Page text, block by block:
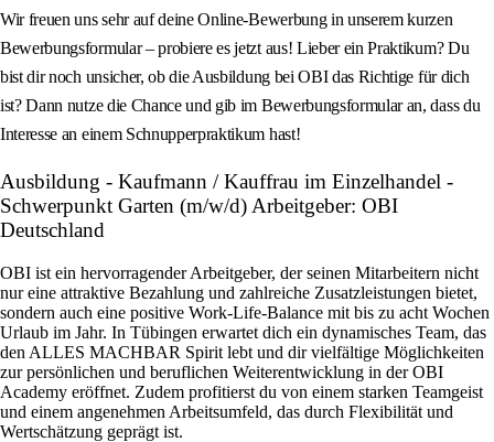
Wir freuen uns sehr auf deine Online-Bewerbung in unserem kurzen
Bewerbungsformular – probiere es jetzt aus! Lieber ein Praktikum? Du
bist dir noch unsicher, ob die Ausbildung bei OBI das Richtige für dich
ist? Dann nutze die Chance und gib im Bewerbungsformular an, dass du
Interesse an einem Schnupperpraktikum hast!
Ausbildung - Kaufmann / Kauffrau im Einzelhandel -
Schwerpunkt Garten (m/w/d) Arbeitgeber: OBI
Deutschland
OBI ist ein hervorragender Arbeitgeber, der seinen Mitarbeitern nicht
nur eine attraktive Bezahlung und zahlreiche Zusatzleistungen bietet,
sondern auch eine positive Work-Life-Balance mit bis zu acht Wochen
Urlaub im Jahr. In Tübingen erwartet dich ein dynamisches Team, das
den ALLES MACHBAR Spirit lebt und dir vielfältige Möglichkeiten
zur persönlichen und beruflichen Weiterentwicklung in der OBI
Academy eröffnet. Zudem profitierst du von einem starken Teamgeist
und einem angenehmen Arbeitsumfeld, das durch Flexibilität und
Wertschätzung geprägt ist.